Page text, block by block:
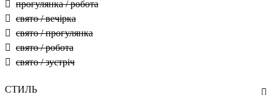
прогулянка / робота
свято / вечірка
свято / прогулянка
свято / робота
свято / зустріч
СТИЛЬ